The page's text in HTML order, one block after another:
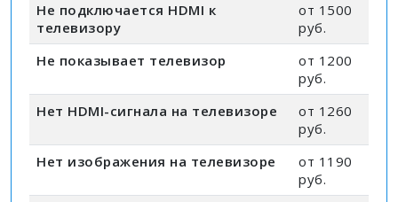
Не подключается HDMI к
телевизору
от 1500
руб.
Не показывает телевизор
от 1200
руб.
Нет HDMI-сигнала на телевизоре
от 1260
руб.
Нет изображения на телевизоре
от 1190
руб.